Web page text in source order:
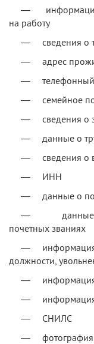
— информация
на работу
— сведения о
— адрес
— телефонный
— семейное
— сведения о
— данные о
— сведения о
— ИНН
— данные о
— данные о
почетных званиях
— информация
должности,
— информация
— информация
— СНИЛС
— фотография